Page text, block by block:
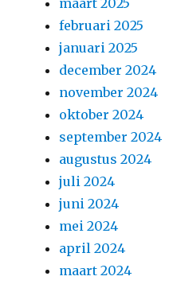
maart 2025
februari 2025
januari 2025
december 2024
november 2024
oktober 2024
september 2024
augustus 2024
juli 2024
juni 2024
mei 2024
april 2024
maart 2024